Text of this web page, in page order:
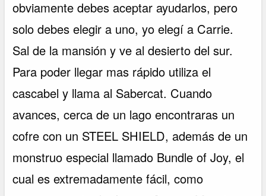
obviamente debes aceptar ayudarlos, pero
solo debes elegir a uno, yo elegí a Carrie.
Sal de la mansión y ve al desierto del sur.
Para poder llegar mas rápido utiliza el
cascabel y llama al Sabercat. Cuando
avances, cerca de un lago encontraras un
cofre con un STEEL SHIELD, además de un
monstruo especial llamado Bundle of Joy, el
cual es extremadamente fácil, como